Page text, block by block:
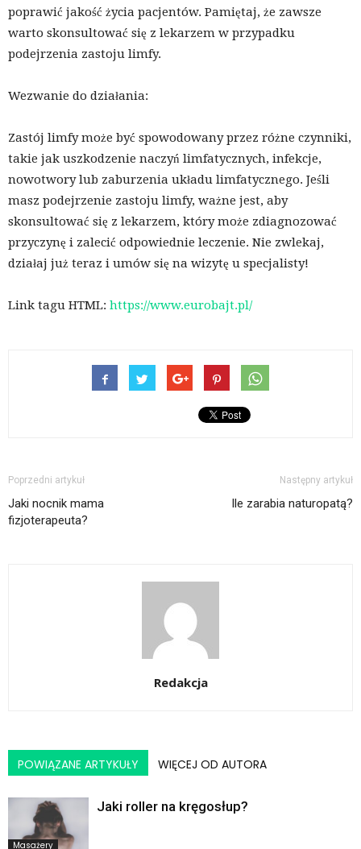
poprawić jakość życia pacjentów. Pamiętaj, że zawsze
warto skonsultować się z lekarzem w przypadku
podejrzenia zastoju limfy.
Wezwanie do działania:
Zastój limfy może być spowodowany przez różne czynniki,
takie jak uszkodzenie naczyń limfatycznych, infekcje,
nowotwory lub zaburzenia układu limfatycznego. Jeśli
masz podejrzenie zastoju limfy, ważne jest, aby
skonsultować się z lekarzem, który może zdiagnozować
przyczynę i zalecić odpowiednie leczenie. Nie zwlekaj,
działaj już teraz i umów się na wizytę u specjalisty!
Link tagu HTML: https://www.eurobajt.pl/
Poprzedni artykuł
Jaki nocnik mama
fizjoterapeuta?
Następny artykuł
Ile zarabia naturopatą?
Redakcja
POWIĄZANE ARTYKUŁY WIĘCEJ OD AUTORA
Masażery
Jaki roller na kręgosłup?